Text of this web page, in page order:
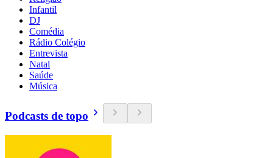
Infantil
DJ
Comédia
Rádio Colégio
Entrevista
Natal
Saúde
Música
Podcasts de topo